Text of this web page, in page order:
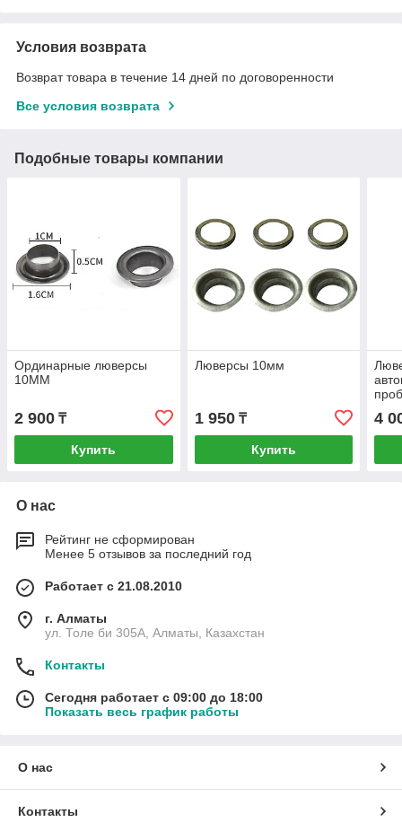
Условия возврата
Возврат товара в течение 14 дней по договоренности
Все условия возврата
Подобные товары компании
Ординарные люверсы
10MM
2 900 ₸
Купить
Люверсы 10мм
1 950₸
Купить
4
О нас
Рейтинг не сформирован
Менее 5 отзывов за последний год
Работает с 21.08.2010
г. Алматы
ул. Толе би 305А, Алматы, Казахстан
Контакты
Сегодня работает с 09:00 до 18:00
Показать весь график работы
О нас
Контакты